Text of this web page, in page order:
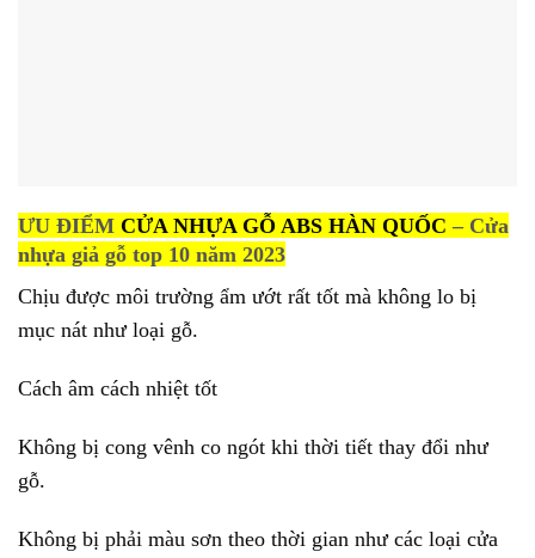
ƯU ĐIỂM CỬA NHỰA GỖ ABS HÀN QUỐC – Cửa
nhựa giả gỗ top 10 năm 2023
Chịu được môi trường ẩm ướt rất tốt mà không lo bị
mục nát như loại gỗ.
Cách âm cách nhiệt tốt
Không bị cong vênh co ngót khi thời tiết thay đổi như
gỗ.
Không bị phải màu sơn theo thời gian như các loại cửa